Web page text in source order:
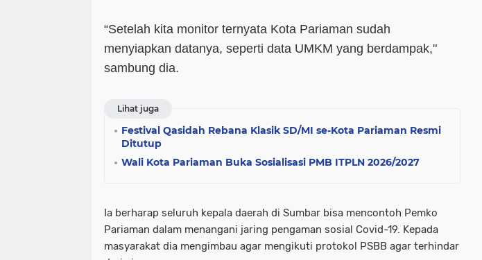
“Setelah kita monitor ternyata Kota Pariaman sudah
menyiapkan datanya, seperti data UMKM yang berdampak,"
sambung dia.
Lihat juga
Festival Qasidah Rebana Klasik SD/MI se-Kota Pariaman Resmi
Ditutup
Wali Kota Pariaman Buka Sosialisasi PMB ITPLN 2026/2027
Ia berharap seluruh kepala daerah di Sumbar bisa mencontoh Pemko
Pariaman dalam menangani jaring pengaman sosial Covid-19. Kepada
masyarakat dia mengimbau agar mengikuti protokol PSBB agar terhindar